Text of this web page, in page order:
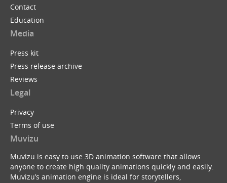
Contact
Education
Media
Press kit
Press release archive
Reviews
Legal
Privacy
Terms of use
Muvizu
Muvizu is easy to use 3D animation software that allows
anyone to create high quality animations quickly and easily.
Muvizu’s animation engine is ideal for storytellers,